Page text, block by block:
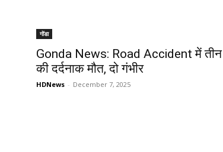
गोंडा
Gonda News: Road Accident में तीन
की दर्दनाक मौत, दो गंभीर
HDNews - December 7, 2025